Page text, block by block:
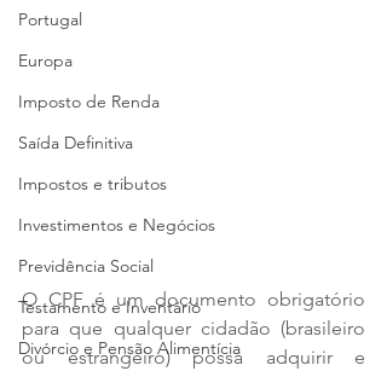
Portugal
Europa
Imposto de Renda
Saída Definitiva
Impostos e tributos
Investimentos e Negócios
Previdência Social
Testamento e Inventário
Divórcio e Pensão Alimentícia
O CPF é um documento obrigatório
para que qualquer cidadão (brasileiro
ou estrangeiro) possa adquirir e